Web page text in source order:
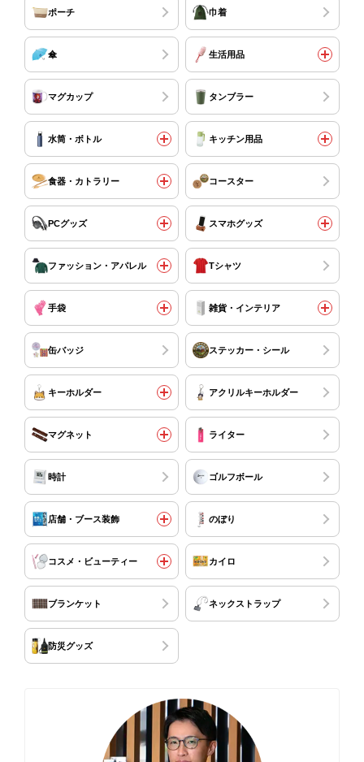
ポーチ 巾着
傘 生活用品
マグカップ タンブラー
水筒・ボトル キッチン用品
食器・カトラリー コースター
PCグッズ スマホグッズ
ファッション・アパレル Tシャツ
手袋 雑貨・インテリア
缶バッジ ステッカー・シール
キーホルダー アクリルキーホルダー
マグネット ライター
時計 ゴルフボール
店舗・ブース装飾 のぼり
コスメ・ビューティー カイロ
ブランケット ネックストラップ
防災グッズ